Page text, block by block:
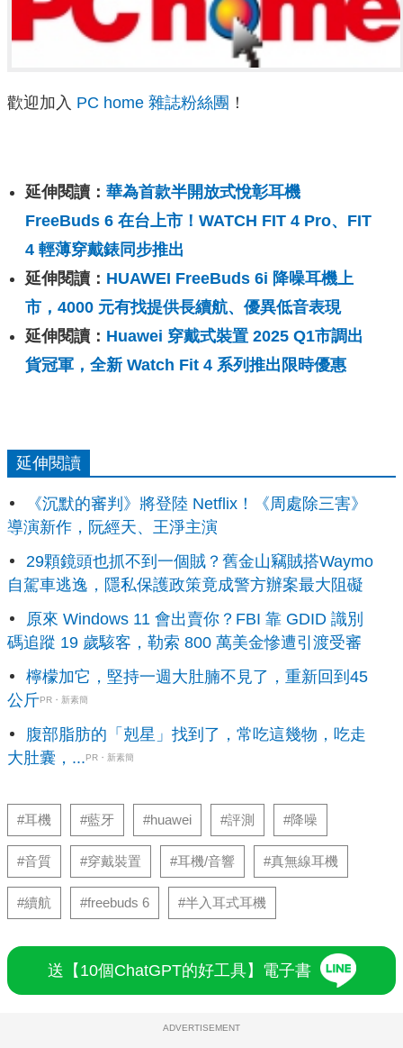
歡迎加入 PC home 雜誌粉絲團 ！
延伸閱讀： 華為首款半開放式悅彰耳機
FreeBuds 6 在台上市！WATCH FIT 4 Pro、FIT
4 輕薄穿戴錶同步推出
延伸閱讀： HUAWEI FreeBuds 6i 降噪耳機上
市，4000 元有找提供長續航、優異低音表現
延伸閱讀： Huawei 穿戴式裝置 2025 Q1市調出
貨冠軍，全新 Watch Fit 4 系列推出限時優惠
延伸閱讀
《沉默的審判》將登陸 Netflix！《周處除三害》
導演新作，阮經天、王淨主演
29顆鏡頭也抓不到一個賊？舊金山竊賊搭Waymo
自駕車逃逸，隱私保護政策竟成警方辦案最大阻礙
原來 Windows 11 會出賣你？FBI 靠 GDID 識別
碼追蹤 19 歲駭客，勒索 800 萬美金慘遭引渡受審
檸檬加它，堅持一週大肚腩不見了，重新回到45
公斤PR・新素簡
腹部脂肪的「剋星」找到了，常吃這幾物，吃走
大肚囊，...PR・新素簡
#耳機 #藍牙 #huawei #評測 #降噪
#音質 #穿戴裝置 #耳機/音響 #真無線耳機
#續航 #freebuds 6 #半入耳式耳機
送【10個ChatGPT的好工具】電子書
ADVERTISEMENT